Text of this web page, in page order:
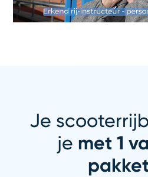
Je
je met 1